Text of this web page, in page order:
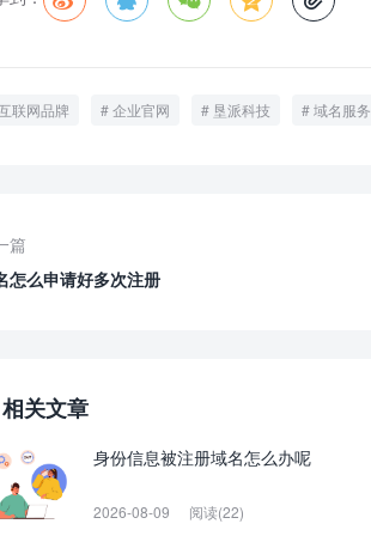
联网品牌 企业官网 垦派科技 域名服务
篇
怎么申请好多次注册
相关文章
身份信息被注册域名怎么办呢
2026-08-09 阅读(22)